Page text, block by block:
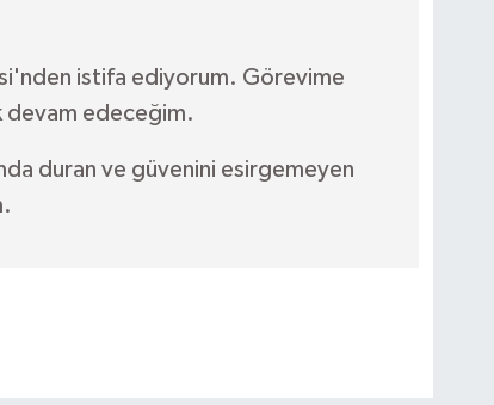
istifa ediyorum. Görevime
devam edeceğim.
duran ve güvenini esirgemeyen